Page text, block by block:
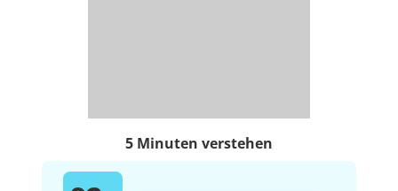
5 Minuten verstehen